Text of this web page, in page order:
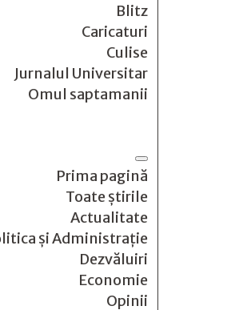
Blitz
Caricaturi
Culise
Jurnalul Universitar
Omul saptamanii
Prima pagină
Toate știrile
Actualitate
și Administrație
Dezvăluiri
Economie
Opinii